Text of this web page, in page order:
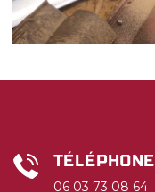
Téléphone
06 03 73 08 64